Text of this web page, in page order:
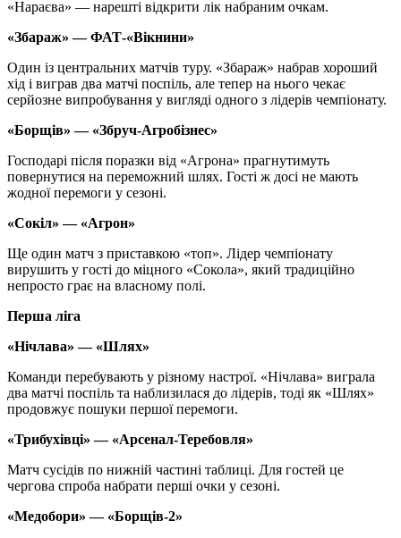
«Нараєва» — нарешті відкрити лік набраним очкам.
«Збараж» — ФАТ-«Вікнини»
Один із центральних матчів туру. «Збараж» набрав хороший
хід і виграв два матчі поспіль, але тепер на нього чекає
серйозне випробування у вигляді одного з лідерів чемпіонату.
«Борщів» — «Збруч-Агробізнес»
Господарі після поразки від «Агрона» прагнутимуть
повернутися на переможний шлях. Гості ж досі не мають
жодної перемоги у сезоні.
«Сокіл» — «Агрон»
Ще один матч з приставкою «топ». Лідер чемпіонату
вирушить у гості до міцного «Сокола», який традиційно
непросто грає на власному полі.
Перша ліга
«Нічлава» — «Шлях»
Команди перебувають у різному настрої. «Нічлава» виграла
два матчі поспіль та наблизилася до лідерів, тоді як «Шлях»
продовжує пошуки першої перемоги.
«Трибухівці» — «Арсенал-Теребовля»
Матч сусідів по нижній частині таблиці. Для гостей це
чергова спроба набрати перші очки у сезоні.
«Медобори» — «Борщів-2»